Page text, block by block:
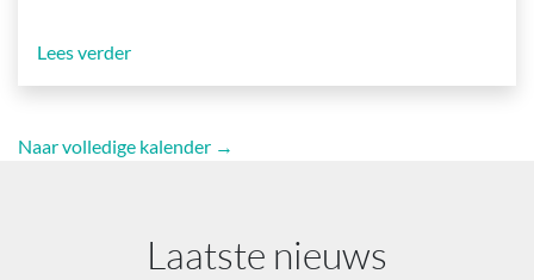
Lees verder
Naar volledige kalender →
Laatste nieuws